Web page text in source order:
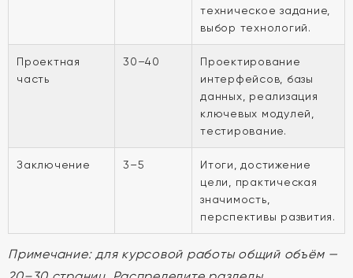
техническое задание,
выбор технологий.
Проектная
часть
30–40
Проектирование
интерфейсов, базы
данных, реализация
ключевых модулей,
тестирование.
Заключение 3–5
Итоги, достижение
цели, практическая
значимость,
перспективы развития.
Примечание: для курсовой работы общий объём —